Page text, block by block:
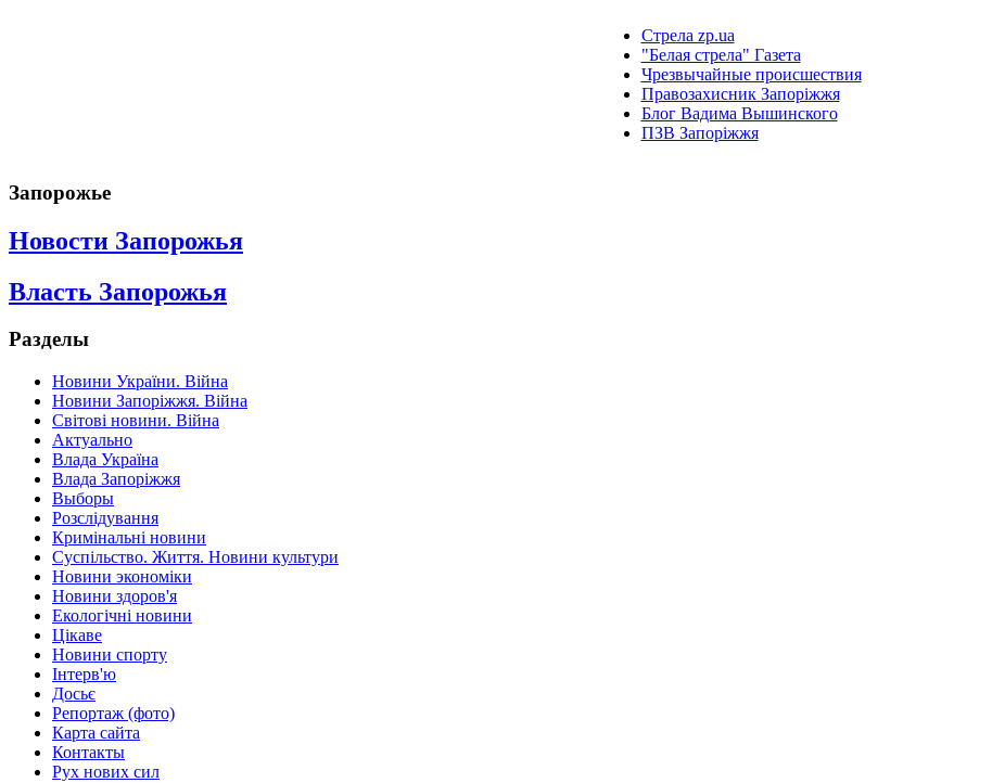
Стрела zp.ua
"Белая стрела" Газета
Чрезвычайные происшествия
Правозахисник Запоріжжя
Блог Вадима Вышинского
ПЗВ Запоріжжя
Запорожье
Новости Запорожья
Власть Запорожья
Разделы
Новини України. Війна
Новини Запоріжжя. Війна
Світові новини. Війна
Актуально
Влада Україна
Влада Запоріжжя
Выборы
Розслідування
Кримінальні новини
Суспільство. Життя. Новини культури
Новини экономіки
Новини здоров'я
Екологічні новини
Цікаве
Новини спорту
Інтерв'ю
Досьє
Репортаж (фото)
Карта сайта
Контакты
Рух нових сил